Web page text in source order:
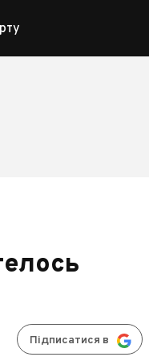
Підписатися в